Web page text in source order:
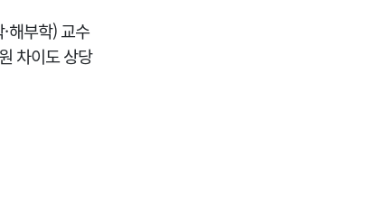
·해부학) 교수
차이도 상당